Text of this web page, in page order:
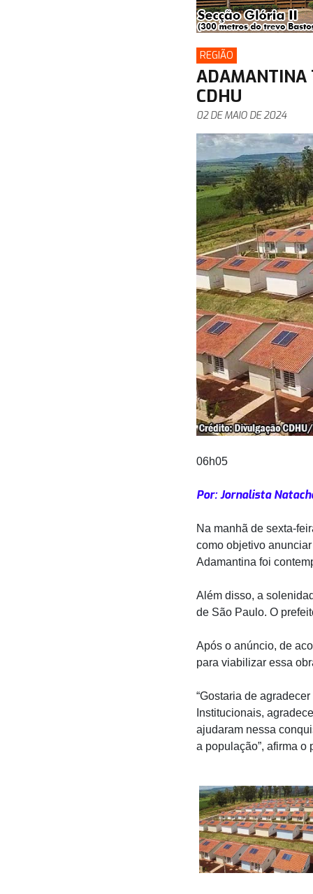
REGIÃO
ADAMANTINA
CDHU
02 DE MAIO DE 2024
06h05
Por: Jornalista
Na manhã de sexta-
como objetivo
Adamantina foi
Além disso, a
de São Paulo. O
Após o anúncio, de
para viabilizar essa
“Gostaria de
Institucionais,
ajudaram nessa
a população”, afirma o